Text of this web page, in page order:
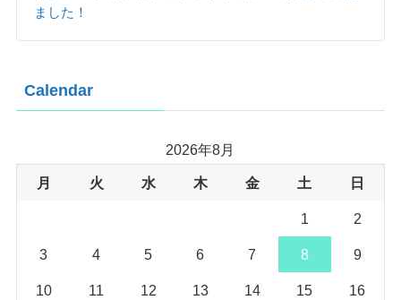
ました！
Calendar
2026年8月
月 火 水 木 金 土 日
1 2
3 4 5 6 7 8 9
10 11 12 13 14 15 16